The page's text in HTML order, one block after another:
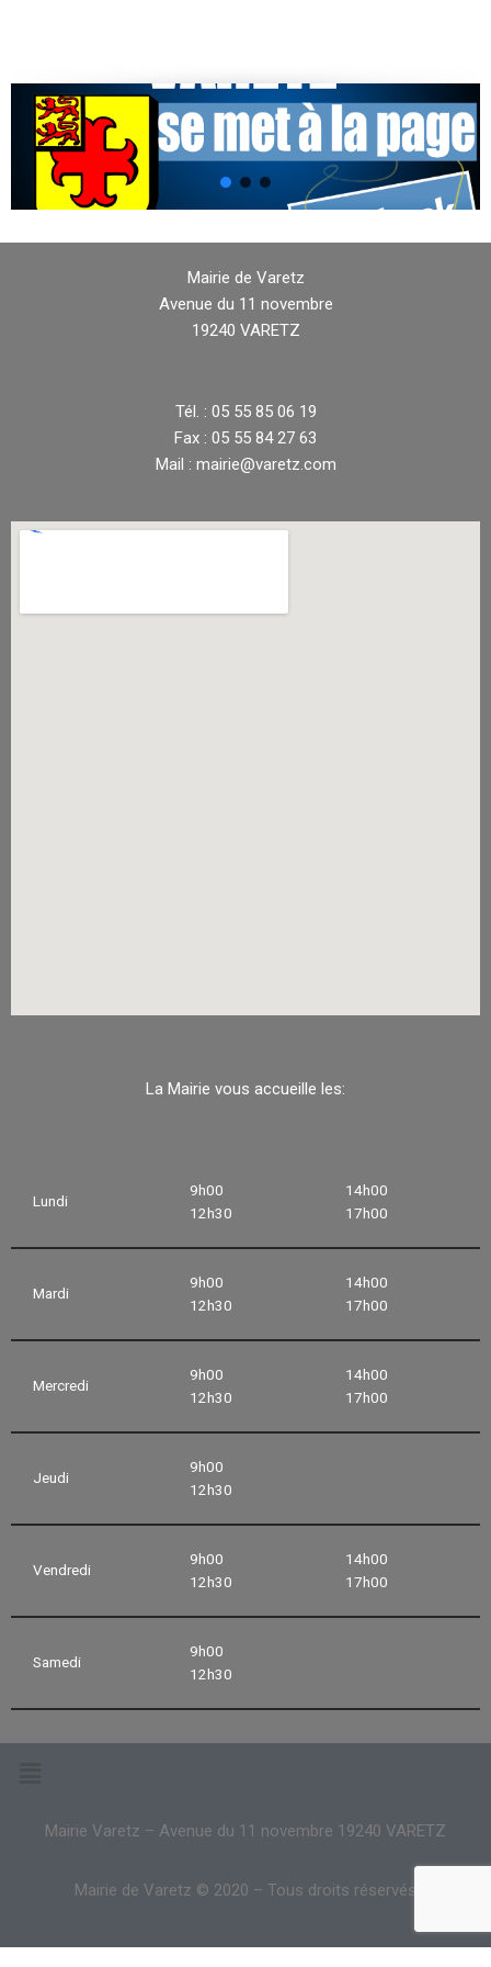
Mairie de Varetz
Avenue du 11 novembre
19240 VARETZ
Tél. : 05 55 85 06 19
Fax : 05 55 84 27 63
Mail : mairie@varetz.com
La Mairie vous accueille les:
Lundi
9h00
12h30
14h00
17h00
Mardi
9h00
12h30
14h00
17h00
Mercredi
9h00
12h30
14h00
17h00
Jeudi
9h00
12h30
Vendredi
9h00
12h30
14h00
17h00
Samedi
9h00
12h30
Mairie Varetz – Avenue du 11 novembre 19240 VARETZ
Mairie de Varetz © 2020 – Tous droits réservés